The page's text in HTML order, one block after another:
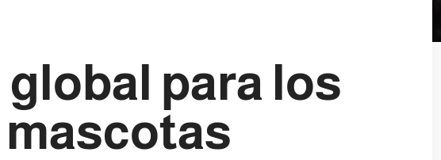
para los